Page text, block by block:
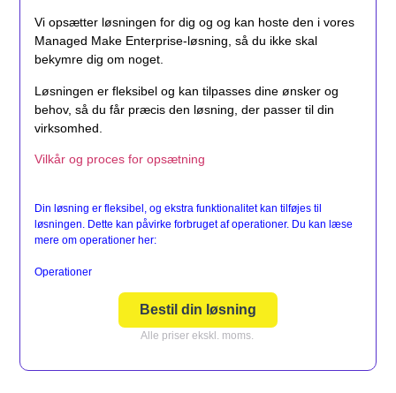
Vi opsætter løsningen for dig og og kan hoste den i vores
Managed Make Enterprise-løsning, så du ikke skal
bekymre dig om noget.
Løsningen er fleksibel og kan tilpasses dine ønsker og
behov, så du får præcis den løsning, der passer til din
virksomhed.
Vilkår og proces for opsætning
Din løsning er fleksibel, og ekstra funktionalitet kan tilføjes til
løsningen. Dette kan påvirke forbruget af operationer. Du kan læse
mere om operationer her:
Operationer
Bestil din løsning
Alle priser ekskl. moms.